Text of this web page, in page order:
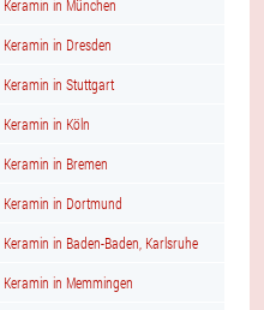
Keramin in München
Keramin in Dresden
Keramin in Stuttgart
Keramin in Köln
Keramin in Bremen
Keramin in Dortmund
Keramin in Baden-Baden, Karlsruhe
Keramin in Memmingen